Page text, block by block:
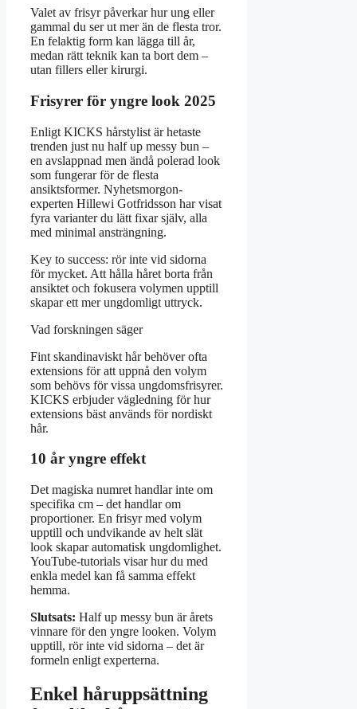
Valet av frisyr påverkar hur ung eller
gammal du ser ut mer än de flesta tror.
En felaktig form kan lägga till år,
medan rätt teknik kan ta bort dem –
utan fillers eller kirurgi.
Frisyrer för yngre look 2025
Enligt KICKS hårstylist är hetaste
trenden just nu half up messy bun –
en avslappnad men ändå polerad look
som fungerar för de flesta
ansiktsformer. Nyhetsmorgon-
experten Hillewi Gotfridsson har visat
fyra varianter du lätt fixar själv, alla
med minimal ansträngning.
Key to success: rör inte vid sidorna
för mycket. Att hålla håret borta från
ansiktet och fokusera volymen upptill
skapar ett mer ungdomligt uttryck.
Vad forskningen säger
Fint skandinaviskt hår behöver ofta
extensions för att uppnå den volym
som behövs för vissa ungdomsfrisyrer.
KICKS erbjuder vägledning för hur
extensions bäst används för nordiskt
hår.
10 år yngre effekt
Det magiska numret handlar inte om
specifika cm – det handlar om
proportioner. En frisyr med volym
upptill och undvikande av helt slät
look skapar automatisk ungdomlighet.
YouTube-tutorials visar hur du med
enkla medel kan få samma effekt
hemma.
Slutsats: Half up messy bun är årets
vinnare för den yngre looken. Volym
upptill, rör inte vid sidorna – det är
formeln enligt experterna.
Enkel håruppsättning